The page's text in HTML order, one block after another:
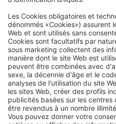
Code of Conduct
Accessibility Statement
ROWE SOCIAL
CERTIFIÉ PAR